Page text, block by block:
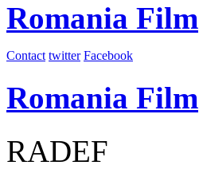
Romania Film
Contact twitter Facebook
Romania Film
RADEF